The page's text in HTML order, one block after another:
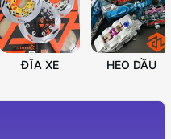
ĐĨA XE HEO DẦU